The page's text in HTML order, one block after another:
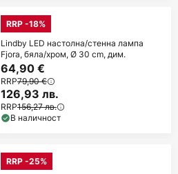
RRP -18%
Lindby LED настолна/стенна лампа
Fjora, бяла/хром, Ø 30 cm, дим.
64,90 €
RRP79,90 €
126,93 лв.
RRP156,27 лв.
В наличност
RRP -25%